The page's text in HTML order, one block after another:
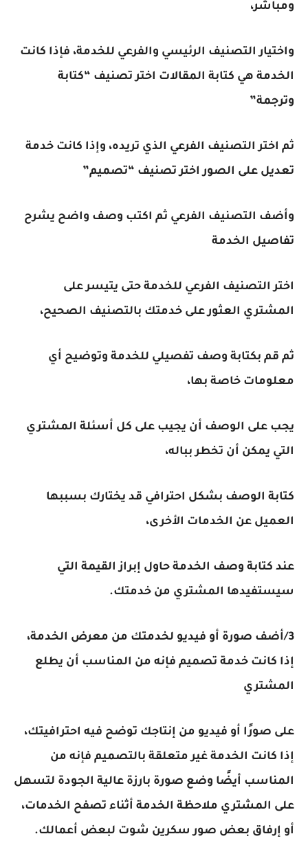
ومباشر،
واختيار التصنيف الرئيسي والفرعي للخدمة، فإذا كانت
الخدمة هي كتابة المقالات اختر تصنيف “كتابة
وترجمة”
ثم اختر التصنيف الفرعي الذي تريده، وإذا كانت خدمة
تعديل على الصور اختر تصنيف “تصميم”
وأضف التصنيف الفرعي ثم اكتب وصف واضح يشرح
تفاصيل الخدمة
اختر التصنيف الفرعي للخدمة حتى يتيسر على
المشتري العثور على خدمتك بالتصنيف الصحيح،
ثم قم بكتابة وصف تفصيلي للخدمة وتوضيح أي
معلومات خاصة بها،
يجب على الوصف أن يجيب على كل أسئلة المشتري
التي يمكن أن تخطر بباله،
كتابة الوصف بشكل احترافي قد يختارك بسببها
العميل عن الخدمات الأخرى،
عند كتابة وصف الخدمة حاول إبراز القيمة التي
سيستفيدها المشتري من خدمتك.
3/أضف صورة أو فيديو لخدمتك من معرض الخدمة،
إذا كانت خدمة تصميم فإنه من المناسب أن يطلع
المشتري
على صورًا أو فيديو من إنتاجك توضح فيه احترافيتك،
إذا كانت الخدمة غير متعلقة بالتصميم فإنه من
المناسب أيضًا وضع صورة بارزة عالية الجودة لتسهل
على المشتري ملاحظة الخدمة أثناء تصفح الخدمات،
أو إرفاق بعض صور سكرين شوت لبعض أعمالك.